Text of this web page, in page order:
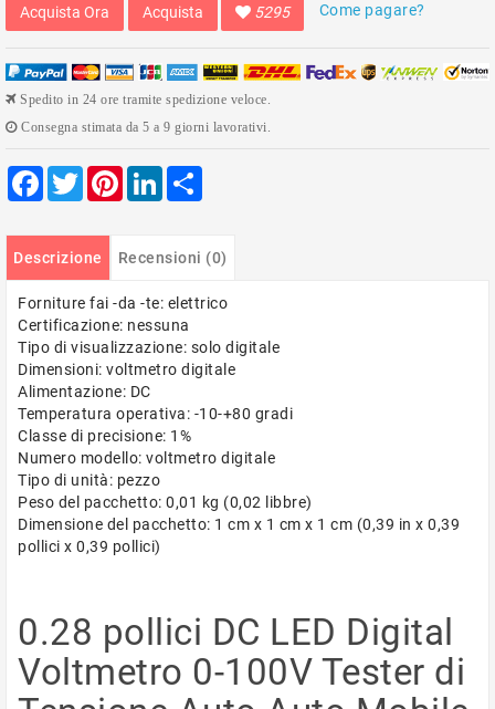
Acquista Ora Acquista 5295 Come pagare?
Spedito in 24 ore tramite spedizione veloce.
Consegna stimata da 5 a 9 giorni lavorativi.
Facebook
TwitterPinterestLinkedIn
Descrizione Recensioni (0)
Forniture fai -da -te: elettrico
Certificazione: nessuna
Tipo di visualizzazione: solo digitale
Dimensioni: voltmetro digitale
Alimentazione: DC
Temperatura operativa: -10-+80 gradi
Classe di precisione: 1%
Numero modello: voltmetro digitale
Tipo di unità: pezzo
Peso del pacchetto: 0,01 kg (0,02 libbre)
Dimensione del pacchetto: 1 cm x 1 cm x 1 cm (0,39 in x 0,39
pollici x 0,39 pollici)
0.28 pollici DC LED Digital
Voltmetro 0-100V Tester di